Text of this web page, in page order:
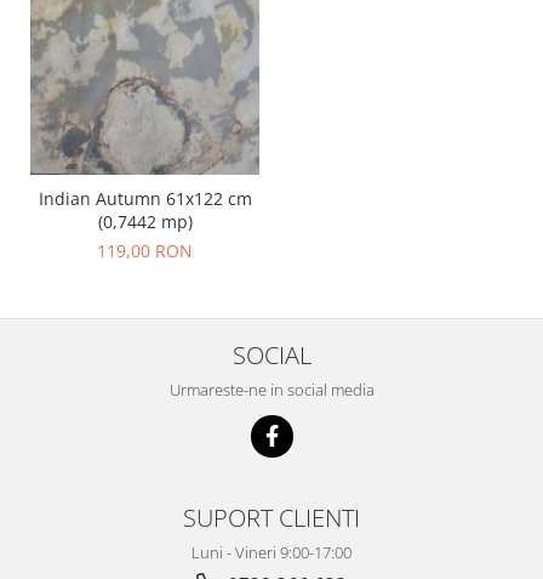
Indian Autumn 61x122 cm
(0,7442 mp)
119,00 RON
SOCIAL
Urmareste-ne in social media
SUPORT CLIENTI
Luni - Vineri 9:00-17:00